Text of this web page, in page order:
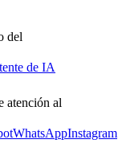
del
de IA
atención al
WhatsAppInstagram